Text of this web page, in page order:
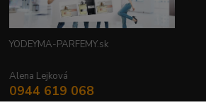
YODEYMA-PARFEMY.sk
Alena Lejková
0944 619 068
Nonstop